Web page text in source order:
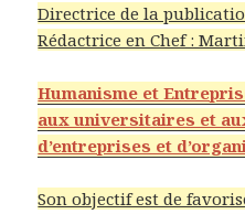
Directrice de la
Rédactrice en Chef :
Humanisme et
aux universitaires et
d’entreprises et
Son objectif est de